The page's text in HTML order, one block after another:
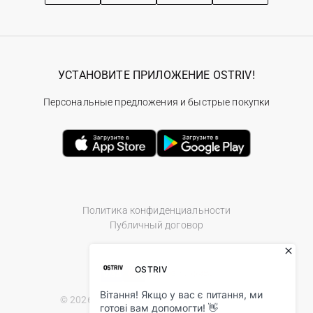
Политика конфиденциальности
Публичный договор
© 2026 Ostriv.ua Store. All Rights Reserved.
УСТАНОВИТЕ ПРИЛОЖЕНИЕ OSTRIV!
Персональные предложения и быстрые покупки